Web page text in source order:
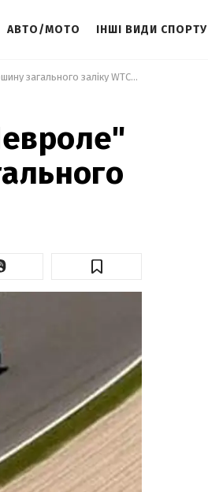
АВТО/МОТО ІНШІ ВИДИ СПОРТУ
Перегони: Гонщики "Шевроле" відстояли вершину загального заліку WTCC-2012